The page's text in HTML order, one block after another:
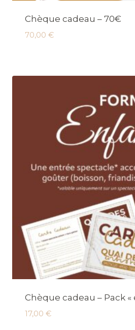
Chèque cadeau – 70€
70,00 €
Chèque cadeau – Pack «
17,00 €